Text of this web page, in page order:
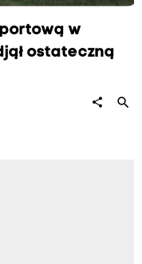
w
ostateczną
share search